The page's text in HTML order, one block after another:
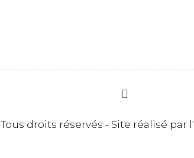
droits réservés - Site réalisé par l'